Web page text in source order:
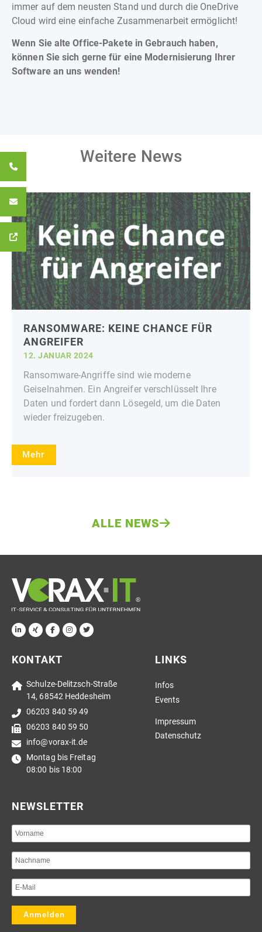
immer auf dem neusten Stand und durch die OneDrive
Cloud wird eine einfache Zusammenarbeit ermöglicht!
Wenn Sie alte Office-Pakete in Gebrauch haben,
können Sie sich gerne für eine Modernisierung Ihrer
Software an uns wenden!
Weitere News
RANSOMWARE: KEINE CHANCE FÜR
ANGREIFER
12. JANUAR 2024
Ransomware-Angriffe sind wie moderne
Geiselnahmen. Ein Angreifer verschlüsselt Ihre
Daten und fordert dann Lösegeld, um die Daten
wieder freizugeben.
Mehr
ALLE NEWS
KONTAKT
Schulze-Delitzsch-Straße
14, 68542 Heddesheim
06203 840 59 49
06203 840 59 50
info@vorax-it.de
Montag bis Freitag
08:00 bis 18:00
LINKS
Infos
Events
Impressum
Datenschutz
NEWSLETTER
Anmelden